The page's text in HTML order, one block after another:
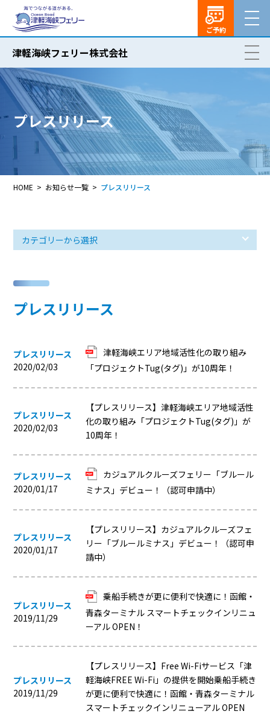
ご予約
津軽海峡フェリー株式会社
プレスリリース
HOME お知らせ一覧 プレスリリース
プレスリリース
プレスリリース
2020/02/03
津軽海峡エリア地域活性化の取り組み
「プロジェクトTug(タグ)」が10周年！
プレスリリース
2020/02/03
【プレスリリース】津軽海峡エリア地域活性
化の取り組み「プロジェクトTug(タグ)」が
10周年！
プレスリリース
2020/01/17
カジュアルクルーズフェリー「ブルール
ミナス」デビュー！（認可申請中）
プレスリリース
2020/01/17
【プレスリリース】カジュアルクルーズフェ
リー「ブルールミナス」デビュー！（認可申
請中）
プレスリリース
2019/11/29
乗船手続きが更に便利で快適に！函館・
青森ターミナル スマートチェックインリニュ
ーアル OPEN！
プレスリリース
2019/11/29
【プレスリリース】Free Wi-Fiサービス「津
軽海峡FREE Wi-Fi」の提供を開始乗船手続き
が更に便利で快適に！函館・青森ターミナル
スマートチェックインリニューアル OPEN